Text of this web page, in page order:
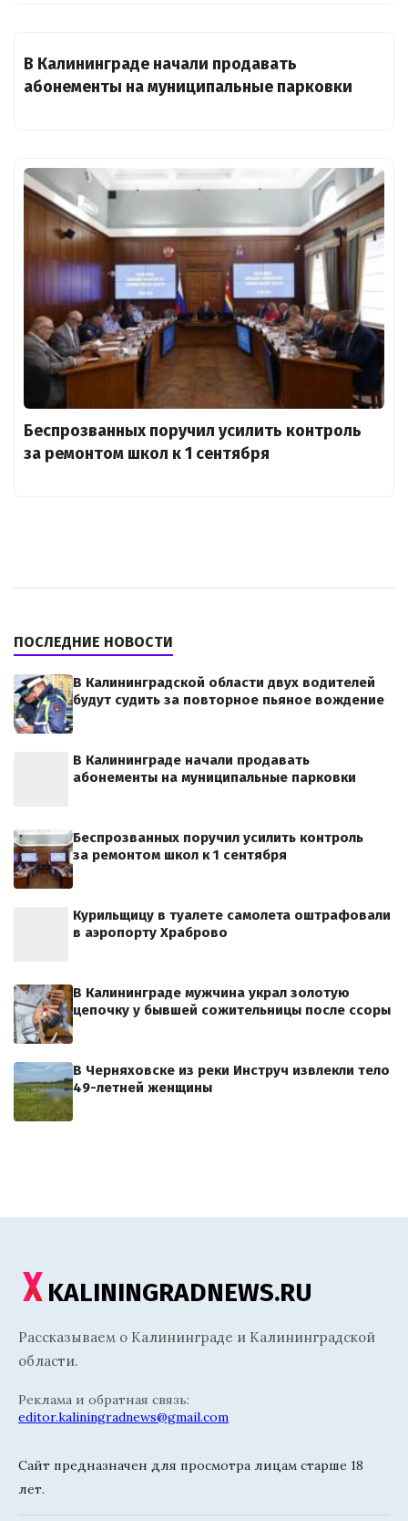
В Калининграде начали продавать
абонементы на муниципальные парковки
Беспрозванных поручил усилить контроль
за ремонтом школ к 1 сентября
ПОСЛЕДНИЕ НОВОСТИ
В Калининградской области двух водителей
будут судить за повторное пьяное вождение
В Калининграде начали продавать
абонементы на муниципальные парковки
Беспрозванных поручил усилить контроль
за ремонтом школ к 1 сентября
Курильщицу в туалете самолета оштрафовали
в аэропорту Храброво
В Калининграде мужчина украл золотую
цепочку у бывшей сожительницы после ссоры
В Черняховске из реки Инструч извлекли тело
49-летней женщины
KALININGRADNEWS.RU
Рассказываем о Калининграде и Калининградской
области.
Реклама и обратная связь:
editor.kaliningradnews@gmail.com
Сайт предназначен для просмотра лицам старше 18
лет.